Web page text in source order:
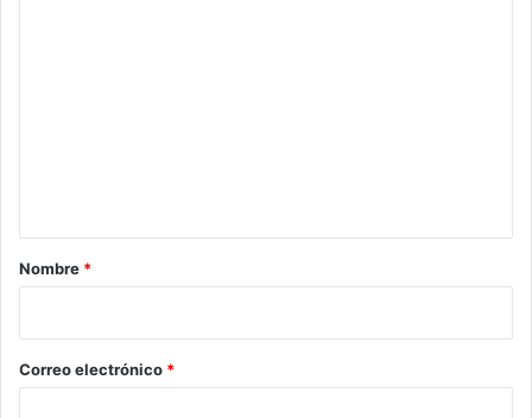
r
*
Nombre *
Correo electrónico *